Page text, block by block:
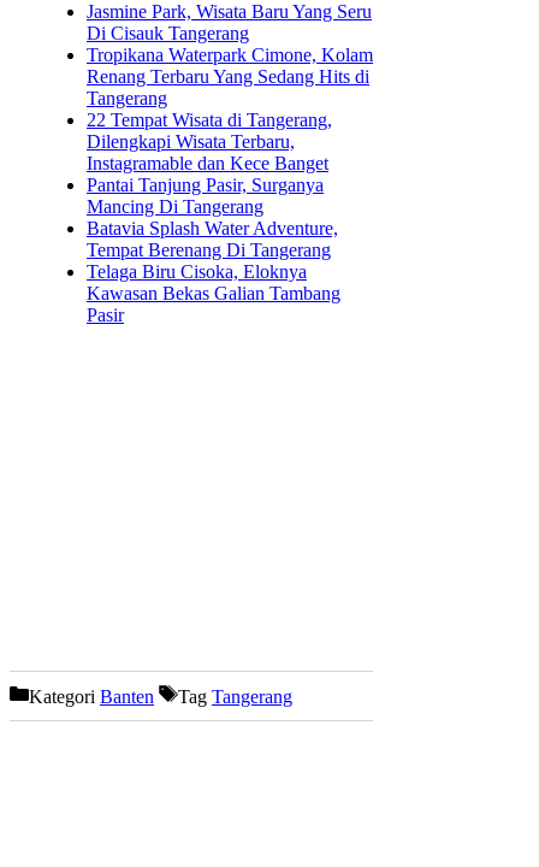
Jasmine Park, Wisata Baru Yang Seru
Di Cisauk Tangerang
Tropikana Waterpark Cimone, Kolam
Renang Terbaru Yang Sedang Hits di
Tangerang
22 Tempat Wisata di Tangerang,
Dilengkapi Wisata Terbaru,
Instagramable dan Kece Banget
Pantai Tanjung Pasir, Surganya
Mancing Di Tangerang
Batavia Splash Water Adventure,
Tempat Berenang Di Tangerang
Telaga Biru Cisoka, Eloknya
Kawasan Bekas Galian Tambang
Pasir
Kategori Banten Tag Tangerang